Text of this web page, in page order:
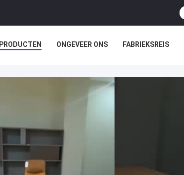
PRODUCTEN ONGEVEER ONS FABRIEKSREIS